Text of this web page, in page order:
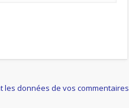
les données de vos commentaires